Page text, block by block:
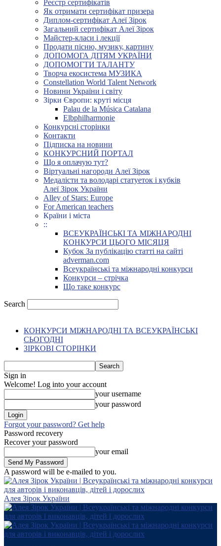
Реєстр сертифікатів
Як отримати сертифікат призера
Диплом-сертифікат Алеї Зірок
Загальний сертифікат Алеї Зірок
Майстер-класи і лекції
Продати пісню, музику, картину
ДОПОМОГА ДІТЯМ УКРАЇНИ
ДОПОМОГТИ ТАЛАНТУ
Творча екосистема МУЗИКА
Constellation World Talent Network
Новини України і світу
Зірки Європи: круті місця
Palau de la Música Catalana
Elbphilharmonie
Конкурсні сторінки
Контакти
Підписка на новини
КОНКУРСНИЙ ПОРТАЛ
Що я оплачую тут?
Віртуальні нагороди Алеї Зірок
Медалісти та володарі статуеток і кубків
Алеї Зірок України
Alley of Stars: Europe
For American teachers
Країни і міста
::
ВСЕУКРАЇНСЬКІ ТА МІЖНАРОДНІ
КОНКУРСИ ЦЬОГО МІСЯЦЯ
Кубок За публікацію статті на сайті
adverman.com
Всеукраїнські та міжнародні конкурси
Конкурси – стрічка
Що таке конкурс
Search
КОНКУРСИ МІЖНАРОДНІ ТА ВСЕУКРАЇНСЬКІ
СЬОГОДНІ
ЗІРКОВІ СТОРІНКИ
Sign in
Welcome! Log into your account
your username
your password
Forgot your password? Get help
Password recovery
Recover your password
your email
A password will be e-mailed to you.
Алея Зірок України